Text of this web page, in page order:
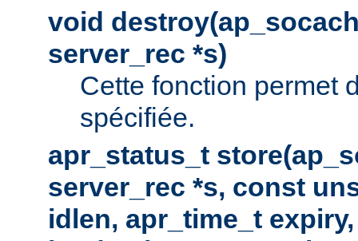
void
server_rec *s)
Cette fonction permet
spécifiée.
apr_status_t
server_rec *s, const
idlen, apr_time_t